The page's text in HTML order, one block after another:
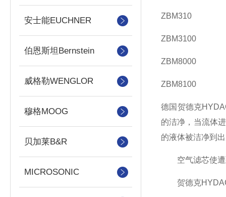
安士能EUCHNER
伯恩斯坦Bernstein
威格勒WENGLOR
穆格MOOG
贝加莱B&R
MICROSONIC
ZBM310
ZBM3100
ZBM8000
ZBM8100
德国贺德克
的洁净，当流体
的液体被洁净到
空气滤芯使遭
贺德克